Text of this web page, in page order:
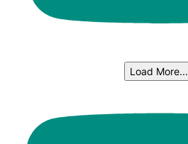
Load More...